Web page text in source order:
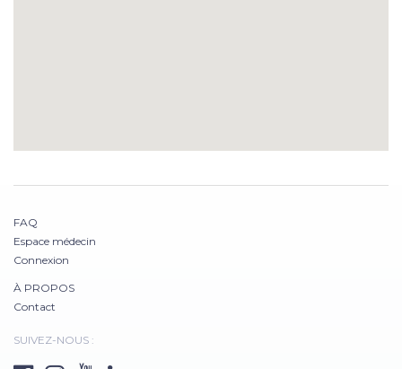
FAQ
Espace médecin
Connexion
À PROPOS
Contact
SUIVEZ-NOUS :